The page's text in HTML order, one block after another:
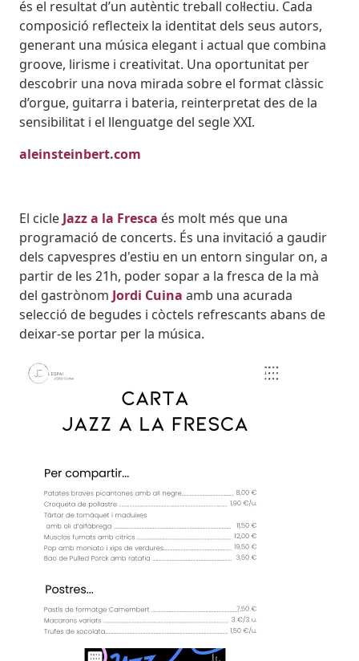
és el resultat d’un autèntic treball col·lectiu. Cada
composició reflecteix la identitat dels seus autors,
generant una música elegant i actual que combina
groove, lirisme i creativitat. Una oportunitat per
descobrir una nova mirada sobre el format clàssic
d’orgue, guitarra i bateria, reinterpretat des de la
sensibilitat i el llenguatge del segle XXI.
aleinsteinbert.com
El cicle Jazz a la Fresca és molt més que una
programació de concerts. És una invitació a gaudir
dels capvespres d'estiu en un entorn singular on, a
partir de les 21h, poder sopar a la fresca de la mà
del gastrònom Jordi Cuina amb una acurada
selecció de begudes i còctels refrescants abans de
deixar-se portar per la música.
Image